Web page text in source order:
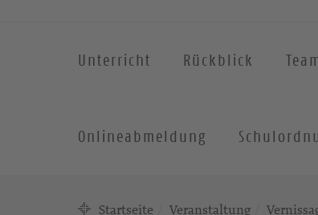
Unterricht Rückblick
Onlineabmeldung
Startseite Veranstaltung